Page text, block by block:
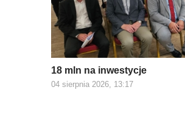
18 mln na inwestycje
04 sierpnia 2026, 13:17